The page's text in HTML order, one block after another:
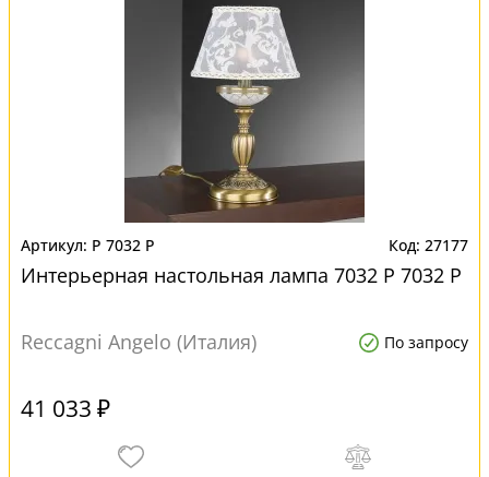
P 7032 P 27177
Интерьерная настольная лампа 7032 P 7032 P
Reccagni Angelo (Италия) По запросу
41 033 ₽